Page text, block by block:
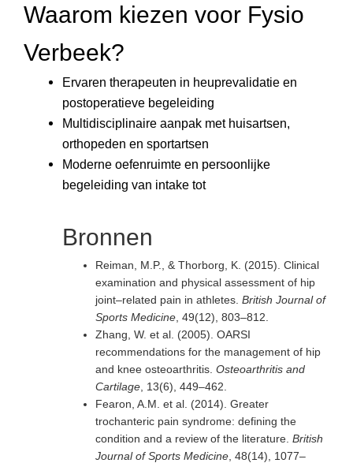
Waarom kiezen voor Fysio
Verbeek?
Ervaren therapeuten in heuprevalidatie en
postoperatieve begeleiding
Multidisciplinaire aanpak met huisartsen,
orthopeden en sportartsen
Moderne oefenruimte en persoonlijke
begeleiding van intake tot
Bronnen
Reiman, M.P., & Thorborg, K. (2015). Clinical
examination and physical assessment of hip
joint–related pain in athletes.British Journal of
Sports Medicine , 49(12), 803–812.
Zhang, W. et al. (2005). OARSI
recommendations for the management of hip
and knee osteoarthritis.Osteoarthritis and
Cartilage , 13(6), 449–462.
Fearon, A.M. et al. (2014). Greater
trochanteric pain syndrome: defining the
condition and a review of the literature.British
Journal of Sports Medicine , 48(14), 1077–